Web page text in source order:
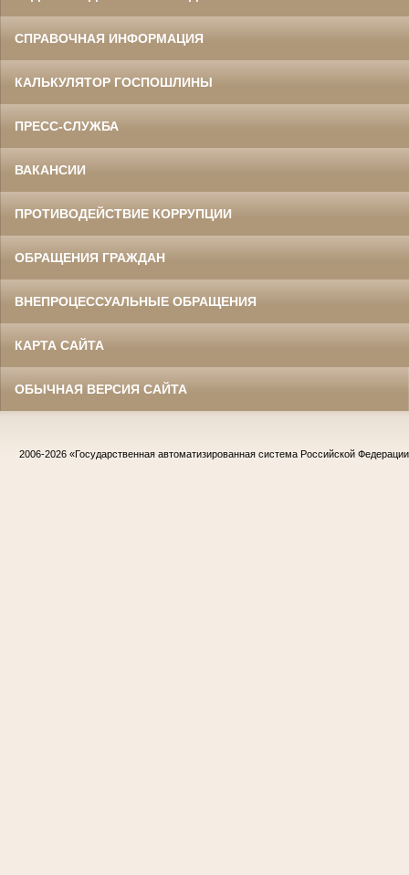
СПРАВОЧНАЯ ИНФОРМАЦИЯ
КАЛЬКУЛЯТОР ГОСПОШЛИНЫ
ПРЕСС-СЛУЖБА
ВАКАНСИИ
ПРОТИВОДЕЙСТВИЕ КОРРУПЦИИ
ОБРАЩЕНИЯ ГРАЖДАН
ВНЕПРОЦЕССУАЛЬНЫЕ ОБРАЩЕНИЯ
КАРТА САЙТА
ОБЫЧНАЯ ВЕРСИЯ САЙТА
2006-2026 «Государственная автоматизированная система Российской